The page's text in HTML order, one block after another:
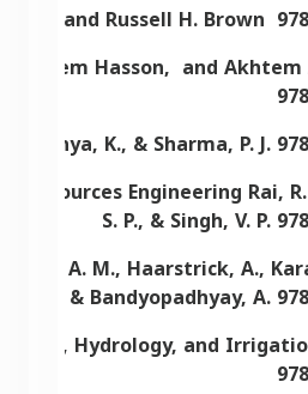
and Russell H. Brown
Hasson, and
K., & Sharma, P. J.
Engineering Rai,
S. P., & Singh, V. P.
A. M., Haarstrick, A.,
S. Y., & Bandyopadhyay, A.
Hydrology, and